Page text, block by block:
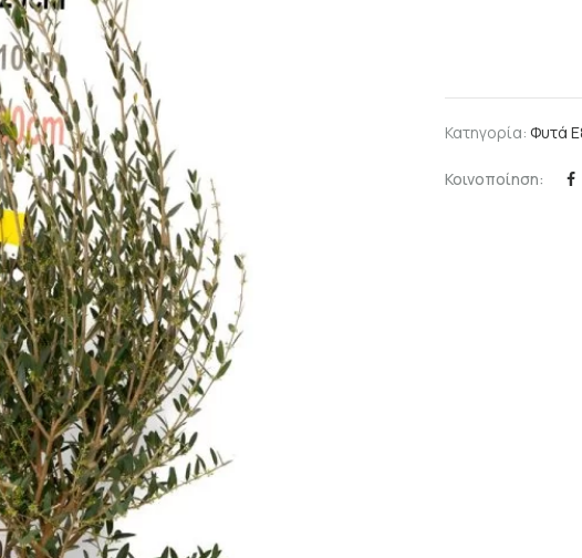
Κατηγορία: Φυτά
Κοινοποίηση: